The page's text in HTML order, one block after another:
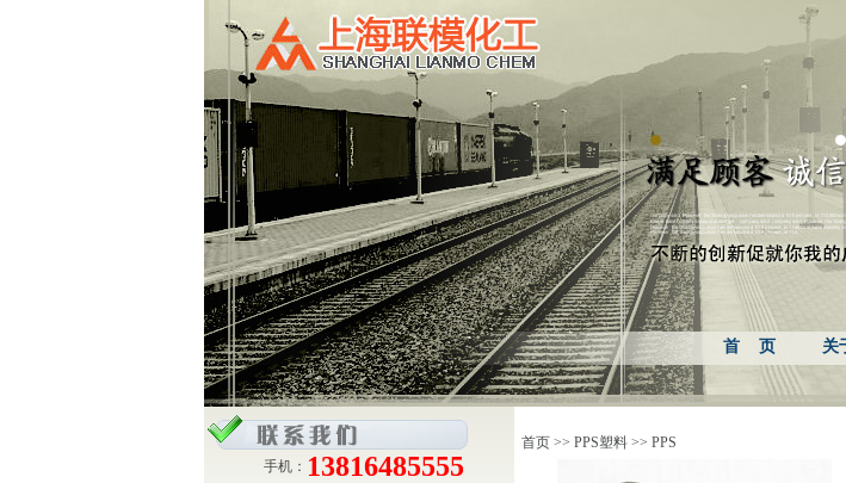
首 页 关
手机： 13816485555
首页 >> PPS塑料 >> PPS